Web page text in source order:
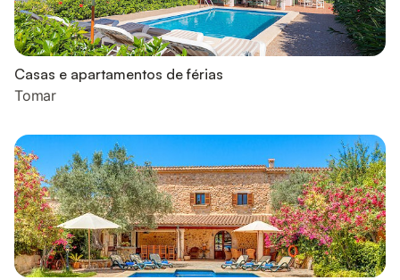
Casas e apartamentos de férias
Tomar